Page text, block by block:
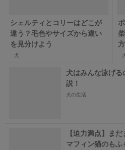
シェルティとコリーはどこが
違う？毛色やサイズから違い
を見分けよう
犬
犬はみんな泳げ
説！
犬の生活
【迫力満点】ま
マフィン猫のも